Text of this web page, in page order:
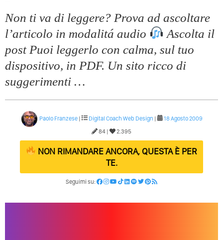
Non ti va di leggere? Prova ad ascoltare
l’articolo in modalitá audio
Ascolta il
post Puoi leggerlo con calma, sul tuo
dispositivo, in PDF. Un sito ricco di
suggerimenti …
Paolo Franzese | Digital Coach Web Design |
18 Agosto 2009
84 |
2.395
NON RIMANDARE ANCORA, QUESTA È PER
TE.
Seguimi su: